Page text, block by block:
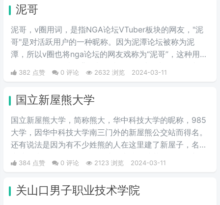
泥哥
泥哥，v圈用词，是指NGA论坛VTuber板块的网友，"泥
哥"是对活跃用户的一种昵称。因为泥潭论坛被称为泥
潭，所以v圈也将nga论坛的网友戏称为“泥哥”，这种用法
户们开始将这些常驻者称为"泥哥"。
382 点赞 0 评论 2632 浏览 2024-03-11
国立新屋熊大学
国立新屋熊大学，简称熊大，华中科技大学的昵称，985
大学，因华中科技大学南三门外的新屋熊公交站而得名。
还有说法是因为有不少姓熊的人在这里建了新屋子，名字
熊大学的名字，比这个985大学更广为人知的外号“关山口
384 点赞 0 评论 2123 浏览 2024-03-11
关山口男子职业技术学院